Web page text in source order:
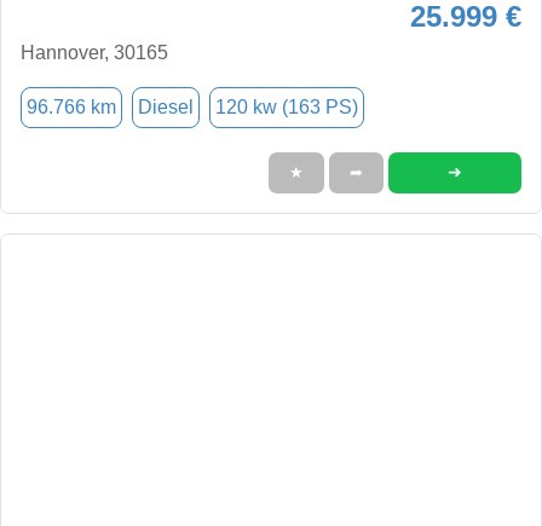
25.999 €
Hannover, 30165
96.766 km Diesel 120 kw (163 PS)
★ ➦ ➜